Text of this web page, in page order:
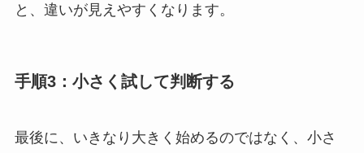
と、違いが見えやすくなります。
手順3：小さく試して判断する
最後に、いきなり大きく始めるのではなく、小さ